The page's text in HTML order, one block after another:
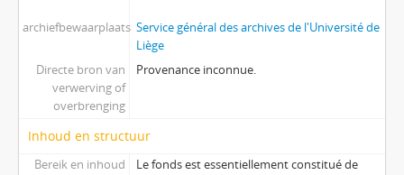
archiefbewaarplaats Service général des archives de l'Université de
Liège
Directe bron van
verwerving of
overbrenging
Provenance inconnue.
Inhoud en structuur
Bereik en inhoud
Le fonds est essentiellement constitué de